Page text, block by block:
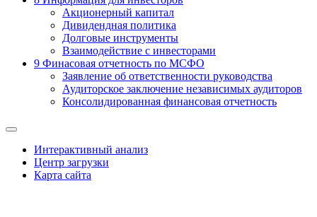
Акционерный капитал
Дивидендная политика
Долговые инструменты
Взаимодействие с инвеcторами
9 Финасовая отчетность по МСФО
Заявление об ответственности руководства
Аудиторское заключение независимых аудиторов
Консолидированная финансовая отчетность
Интерактивный анализ
Центр загрузки
Карта сайта